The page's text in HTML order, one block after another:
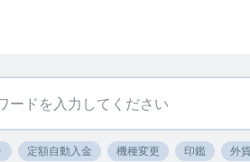
定額自動入金 機種変更 印鑑 外